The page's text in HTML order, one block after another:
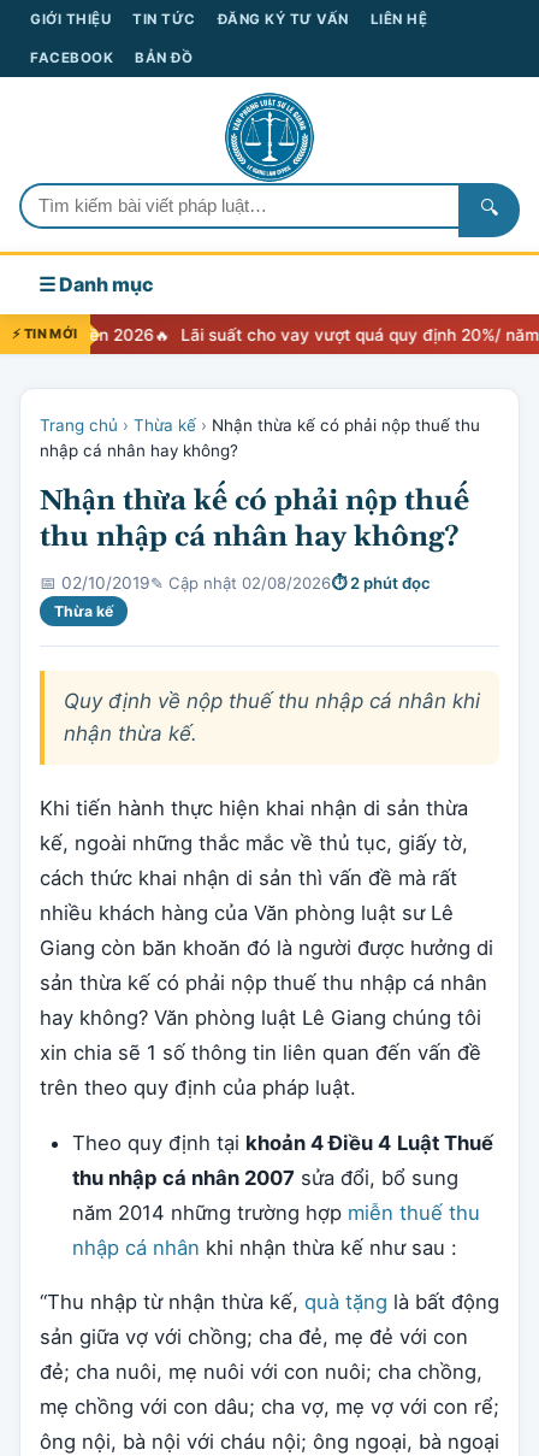
GIỚI THIỆU TIN TỨC ĐĂNG KÝ TƯ VẤN LIÊN HỆ
FACEBOOK BẢN ĐỒ
🔍
☰ Danh mục
⚡ TIN MỚI
2026 Lãi suất cho vay vượt quá quy định 20%/ năm thì xử lý
Trang chủ › Thừa kế › Nhận thừa kế có phải nộp thuế thu
nhập cá nhân hay không?
Nhận thừa kế có phải nộp thuế
thu nhập cá nhân hay không?
📅 02/10/2019✎ Cập nhật 02/08/2026⏱ 2 phút đọc
Thừa kế
Quy định về nộp thuế thu nhập cá nhân khi
nhận thừa kế.
Khi tiến hành thực hiện khai nhận di sản thừa
kế, ngoài những thắc mắc về thủ tục, giấy tờ,
cách thức khai nhận di sản thì vấn đề mà rất
nhiều khách hàng của Văn phòng luật sư Lê
Giang còn băn khoăn đó là người được hưởng di
sản thừa kế có phải nộp thuế thu nhập cá nhân
hay không? Văn phòng luật Lê Giang chúng tôi
xin chia sẽ 1 số thông tin liên quan đến vấn đề
trên theo quy định của pháp luật.
Theo quy định tại khoản 4 Điều 4 Luật Thuế
thu nhập cá nhân 2007sửa đổi, bổ sung
năm 2014 những trường hợp miễn thuế thu
nhập cá nhân khi nhận thừa kế như sau :
“Thu nhập từ nhận thừa kế, quà tặng là bất động
sản giữa vợ với chồng; cha đẻ, mẹ đẻ với con
đẻ; cha nuôi, mẹ nuôi với con nuôi; cha chồng,
mẹ chồng với con dâu; cha vợ, mẹ vợ với con rể;
ông nội, bà nội với cháu nội; ông ngoại, bà ngoại